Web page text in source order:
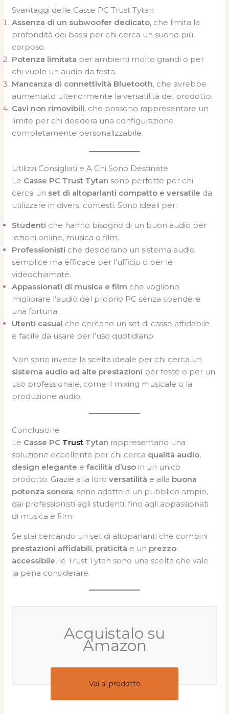
Svantaggi delle Casse PC Trust Tytan
Assenza di un subwoofer dedicato, che limita la
profondità dei bassi per chi cerca un suono più
corposo.
Potenza limitata per ambienti molto grandi o per
chi vuole un audio da festa.
Mancanza di connettività Bluetooth, che avrebbe
aumentato ulteriormente la versatilità del prodotto.
Cavi non rimovibili, che possono rappresentare un
limite per chi desidera una configurazione
completamente personalizzabile.
Utilizzi Consigliati e A Chi Sono Destinate
Le Casse PC Trust Tytan sono perfette per chi
cerca un set di altoparlanti compatto e versatile da
utilizzare in diversi contesti. Sono ideali per:
Studenti che hanno bisogno di un buon audio per
lezioni online, musica o film.
Professionisti che desiderano un sistema audio
semplice ma efficace per l’ufficio o per le
videochiamate.
Appassionati di musica e film che vogliono
migliorare l’audio del proprio PC senza spendere
una fortuna.
Utenti casual che cercano un set di casse affidabile
e facile da usare per l’uso quotidiano.
Non sono invece la scelta ideale per chi cerca un
sistema audio ad alte prestazioni per feste o per un
uso professionale, come il mixing musicale o la
produzione audio.
Conclusione
Le Casse PC Trust Tytan rappresentano una
soluzione eccellente per chi cerca qualità audio,
design elegante efacilità d’uso in un unico
prodotto. Grazie alla loroversatilità e alla buona
potenza sonora, sono adatte a un pubblico ampio,
dai professionisti agli studenti, fino agli appassionati
di musica e film.
Se stai cercando un set di altoparlanti che combini
prestazioni affidabili, praticità e un prezzo
accessibile, le Trust Tytan sono una scelta che vale
la pena considerare.
Acquistalo su
Amazon
Vai al prodotto